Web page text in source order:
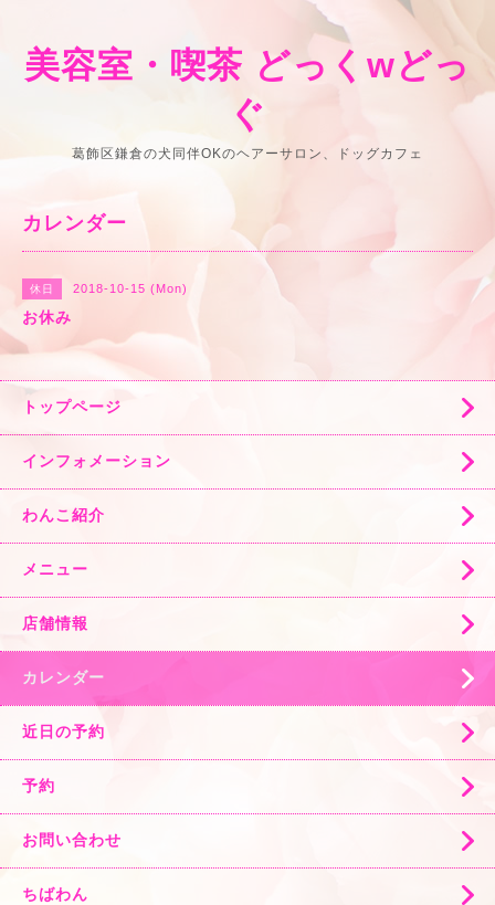
美容室・喫茶 どっくwどっ
ぐ
葛飾区鎌倉の犬同伴OKのヘアーサロン、ドッグカフェ
カレンダー
休日 2018-10-15 (Mon)
お休み
トップページ
インフォメーション
わんこ紹介
メニュー
店舗情報
カレンダー
近日の予約
予約
お問い合わせ
ちばわん